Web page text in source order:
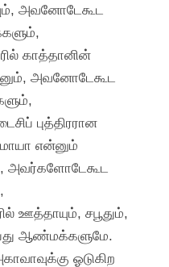
அவனோடேகூட
காத்தானின்
அவனோடேகூட
புத்திரரான
என்னும்
அவர்களோடேகூட
ஊத்தாயும், சபூதும்,
ஆண்மக்களுமே.
ஓடுகிற